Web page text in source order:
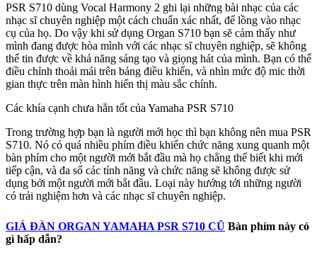
PSR S710 dùng Vocal Harmony 2 ghi lại những bài nhạc của các
nhạc sĩ chuyên nghiệp một cách chuẩn xác nhất, để lồng vào nhạc
cụ của họ. Do vậy khi sử dụng Organ S710 bạn sẽ cảm thấy như
mình đang được hòa mình với các nhạc sĩ chuyên nghiệp, sẽ không
thể tin được về khả năng sáng tạo và giọng hát của mình. Bạn có thể
điều chỉnh thoải mái trên bảng điều khiển, và nhìn mức độ mic thời
gian thực trên màn hình hiển thị màu sắc chính.
Các khía cạnh chưa hẳn tốt của Yamaha PSR S710
Trong trường hợp bạn là người mới học thì bạn không nên mua PSR
S710. Nó có quá nhiều phím điều khiển chức năng xung quanh một
bàn phím cho một người mới bắt đầu mà họ chẳng thể biết khi mới
tiếp cận, và đa số các tính năng và chức năng sẽ không được sử
dụng bởi một người mới bắt đầu. Loại này hướng tới những người
có trải nghiệm hơn và các nhạc sĩ chuyên nghiệp.
GIÁ ĐÀN ORGAN YAMAHA PSR S710 CŨ Bàn phím này có
gì hấp dẫn?